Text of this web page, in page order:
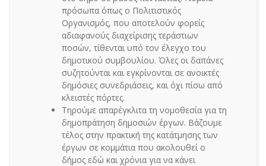
πρόσωπα όπως ο Πολιτιστικός
Οργανισμός, που αποτελούν φορείς
αδιαφανούς διαχείρισης τεράστιων
ποσών, τίθενται υπό τον έλεγχο του
δημοτικού συμβουλίου. Όλες οι δαπάνες
συζητούνται και εγκρίνονται σε ανοικτές
δημόσιες συνεδριάσεις, και όχι πίσω από
κλειστές πόρτες.
Τηρούμε απαρέγκλιτα τη νομοθεσία για τη
δημοπράτηση δημοσιών έργων. Βάζουμε
τέλος στην πρακτική της κατάτμησης των
έργων σε κομμάτια που ακολουθεί ο
δήμος εδώ και χρόνια για να κάνει